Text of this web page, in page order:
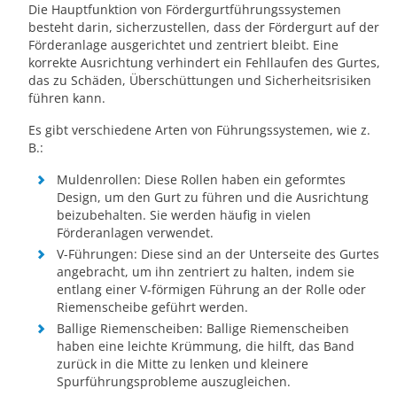
Die Hauptfunktion von Fördergurtführungssystemen
besteht darin, sicherzustellen, dass der Fördergurt auf der
Förderanlage ausgerichtet und zentriert bleibt. Eine
korrekte Ausrichtung verhindert ein Fehllaufen des Gurtes,
das zu Schäden, Überschüttungen und Sicherheitsrisiken
führen kann.
Es gibt verschiedene Arten von Führungssystemen, wie z.
B.:
Muldenrollen: Diese Rollen haben ein geformtes
Design, um den Gurt zu führen und die Ausrichtung
beizubehalten. Sie werden häufig in vielen
Förderanlagen verwendet.
V-Führungen: Diese sind an der Unterseite des Gurtes
angebracht, um ihn zentriert zu halten, indem sie
entlang einer V-förmigen Führung an der Rolle oder
Riemenscheibe geführt werden.
Ballige Riemenscheiben: Ballige Riemenscheiben
haben eine leichte Krümmung, die hilft, das Band
zurück in die Mitte zu lenken und kleinere
Spurführungsprobleme auszugleichen.